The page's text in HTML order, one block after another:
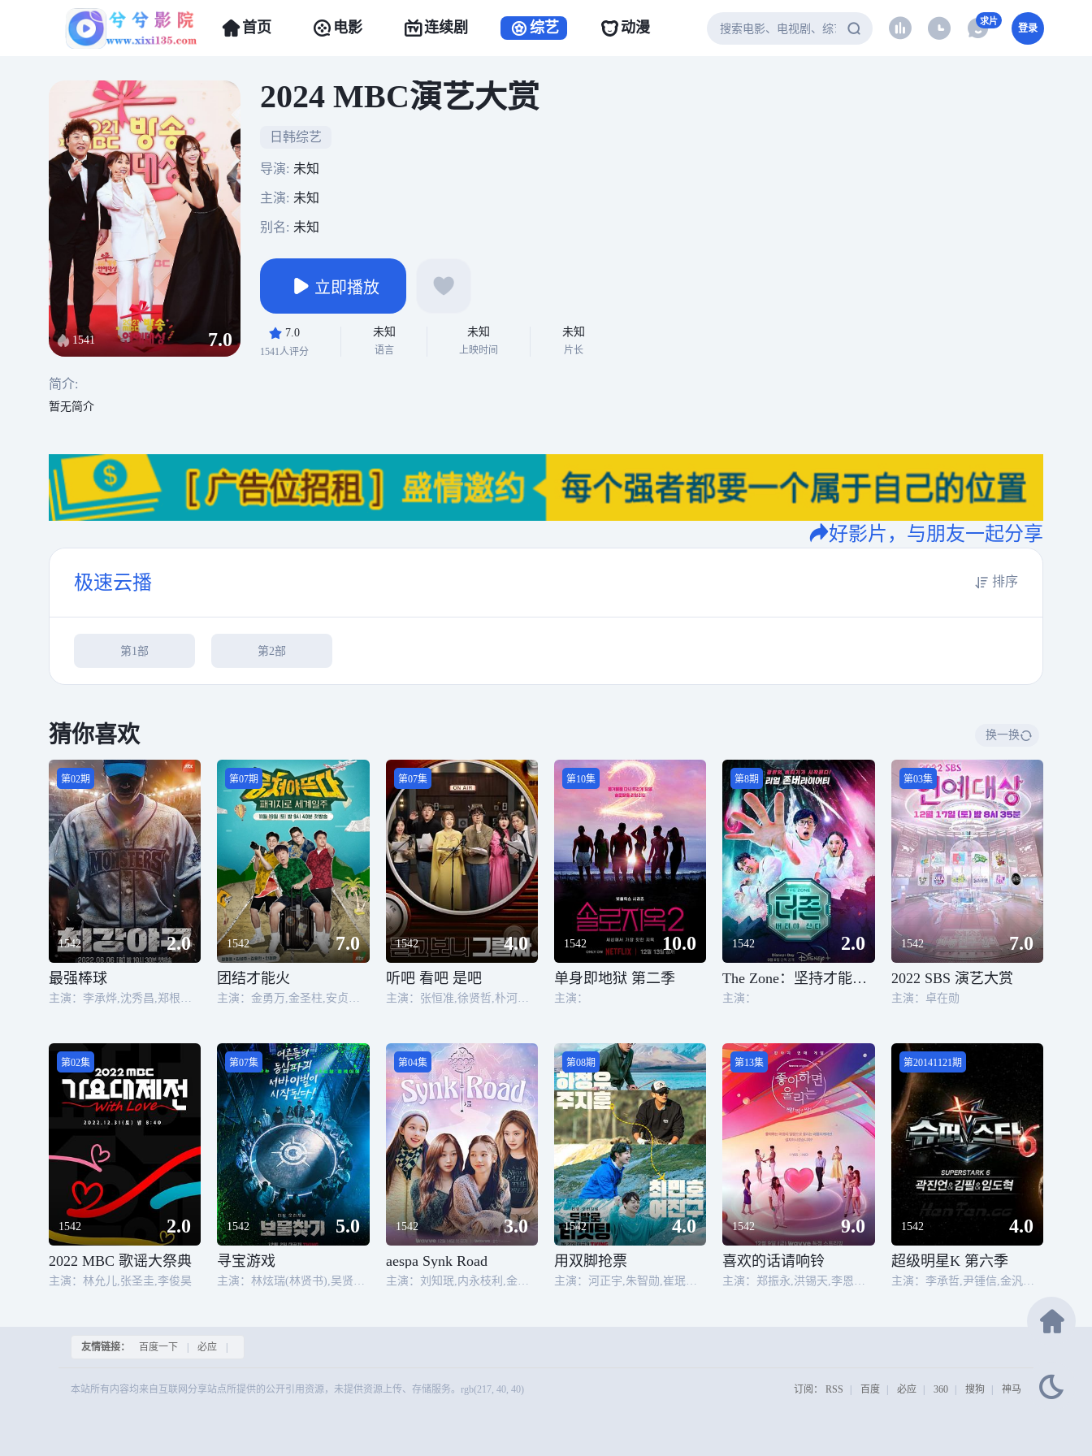
首页 电影 连续剧 综艺 动漫 求片
登录
1541 7.0
2024 MBC演艺大赏
日韩综艺
导演: 未知
主演: 未知
别名: 未知
立即播放
7.0
1541人评分
未知
语言
未知
上映时间
未知
片长
简介:
暂无简介
好影片，与朋友一起分享
极速云播 排序
第1部 第2部
猜你喜欢 换一换
1542 2.0
第02期
最强棒球
1542 7.0
第07期
团结才能火
1542 4.0
第07集
听吧 看吧 是吧
主演：张恒准,徐贤哲,朴河宣,金宝敏,李恩智,文尚勋
1542 10.0
第10集
单身即地狱 第二季
主演：
1542 2.0
第8期
The Zone：坚持才能活下去
主演：
1542 7.0
第03集
2022 SBS 演艺大赏
主演：卓在勋
1542 2.0
第02集
2022 MBC 歌谣大祭典
主演：林允儿,张圣圭,李俊昊
1542 5.0
第07集
寻宝游戏
主演：林炫瑞(林贤书),吴贤旻,张智洙,金刘正国,崔勇俊
1542 3.0
第04集
aespa Synk Road
主演：刘知珉,内永枝利,金旼炡,宁艺卓
1542 4.0
第08期
用双脚抢票
主演：河正宇,朱智勋,崔珉豪,吕珍九
1542 9.0
第13集
喜欢的话请响铃
主演：郑振永,洪锡天,李恩智,金智雨
1542 4.0
第20141121期
超级明星K 第六季
主演：李承哲,尹锺信,金汎秀,白智荣
友情链接： 百度一下 | 必应 |
本站所有内容均来自互联网分享站点所提供的公开引用资源，未提供资源上传、存储服务。rgb(217, 40, 40) 订阅： RSS | 百度 | 必应 | 360 | 搜狗 | 神马